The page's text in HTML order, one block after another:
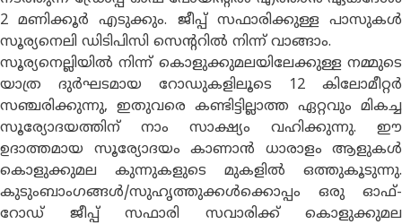
2 മണിക്കൂർ എടുക്കും. ജീപ്പ് സഫാരിക്കുള്ള പാസുകൾ
സൂര്യനെലി ഡിടിപിസി സെൻ്ററിൽ നിന്ന് വാങ്ങാം.
സൂര്യനെല്ലിയിൽ നിന്ന് കൊളുക്കുമലയിലേക്കുള്ള നമ്മുടെ
യാത്ര ദുർഘടമായ റോഡുകളിലൂടെ 12 കിലോമീറ്റർ
സഞ്ചരിക്കുന്നു, ഇതുവരെ കണ്ടിട്ടില്ലാത്ത ഏറ്റവും മികച്ച
സൂര്യോദയത്തിന് നാം സാക്ഷ്യം വഹിക്കുന്നു. ഈ
ഉദാത്തമായ സൂര്യോദയം കാണാൻ ധാരാളം ആളുകൾ
കൊളുക്കുമല കുന്നുകളുടെ മുകളിൽ ഒത്തുകൂടുന്നു.
കുടുംബാംഗങ്ങൾ/സുഹൃത്തുക്കൾക്കൊപ്പം ഒരു ഓഫ്-
റോഡ് ജീപ്പ് സഫാരി സവാരിക്ക് കൊളുക്കുമല